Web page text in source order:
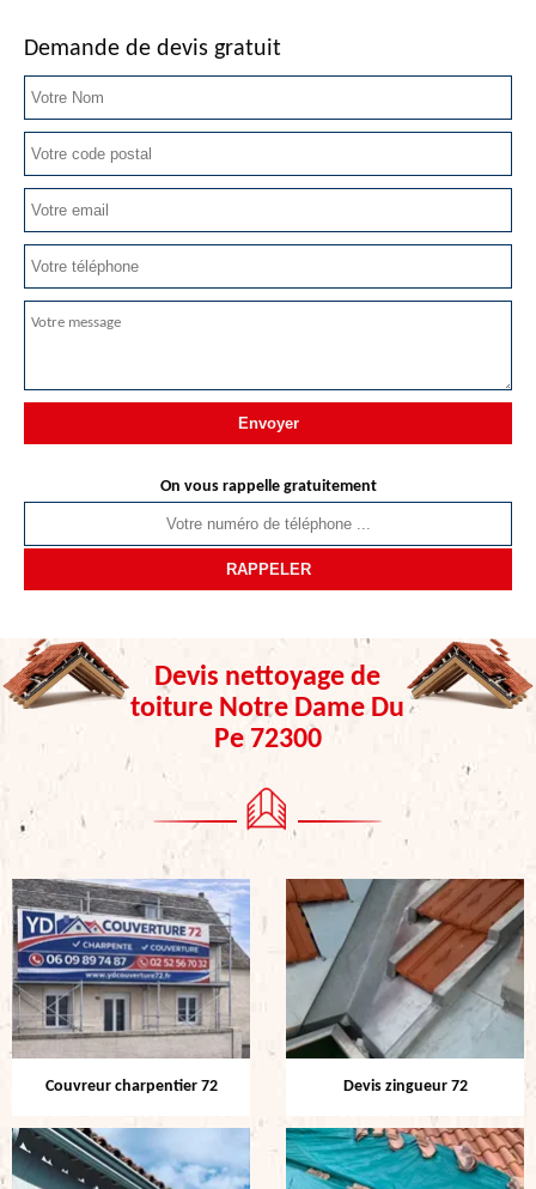
Demande de devis gratuit
On vous rappelle gratuitement
Devis nettoyage de
toiture Notre Dame Du
Pe 72300
Couvreur charpentier 72 Devis zingueur 72